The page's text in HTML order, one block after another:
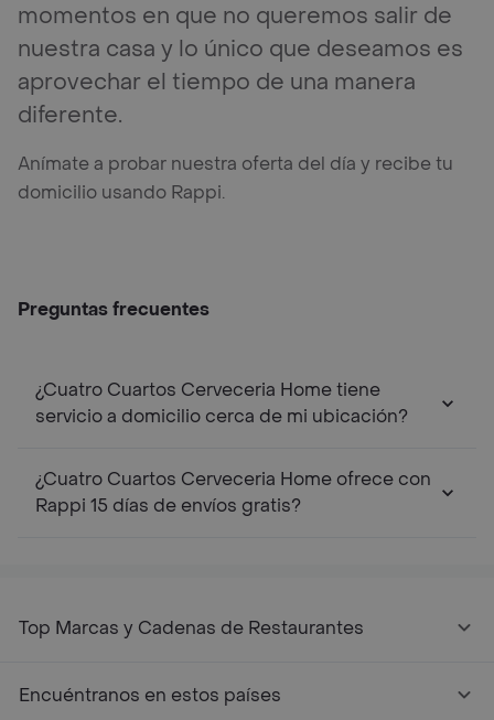
momentos en que no queremos salir de
nuestra casa y lo único que deseamos es
aprovechar el tiempo de una manera
diferente.
Anímate a probar nuestra oferta del día y recibe tu
domicilio usando Rappi.
Preguntas frecuentes
¿Cuatro Cuartos Cerveceria Home tiene
servicio a domicilio cerca de mi ubicación?
¿Cuatro Cuartos Cerveceria Home ofrece con
Rappi 15 días de envíos gratis?
Top Marcas y Cadenas de Restaurantes
Encuéntranos en estos países